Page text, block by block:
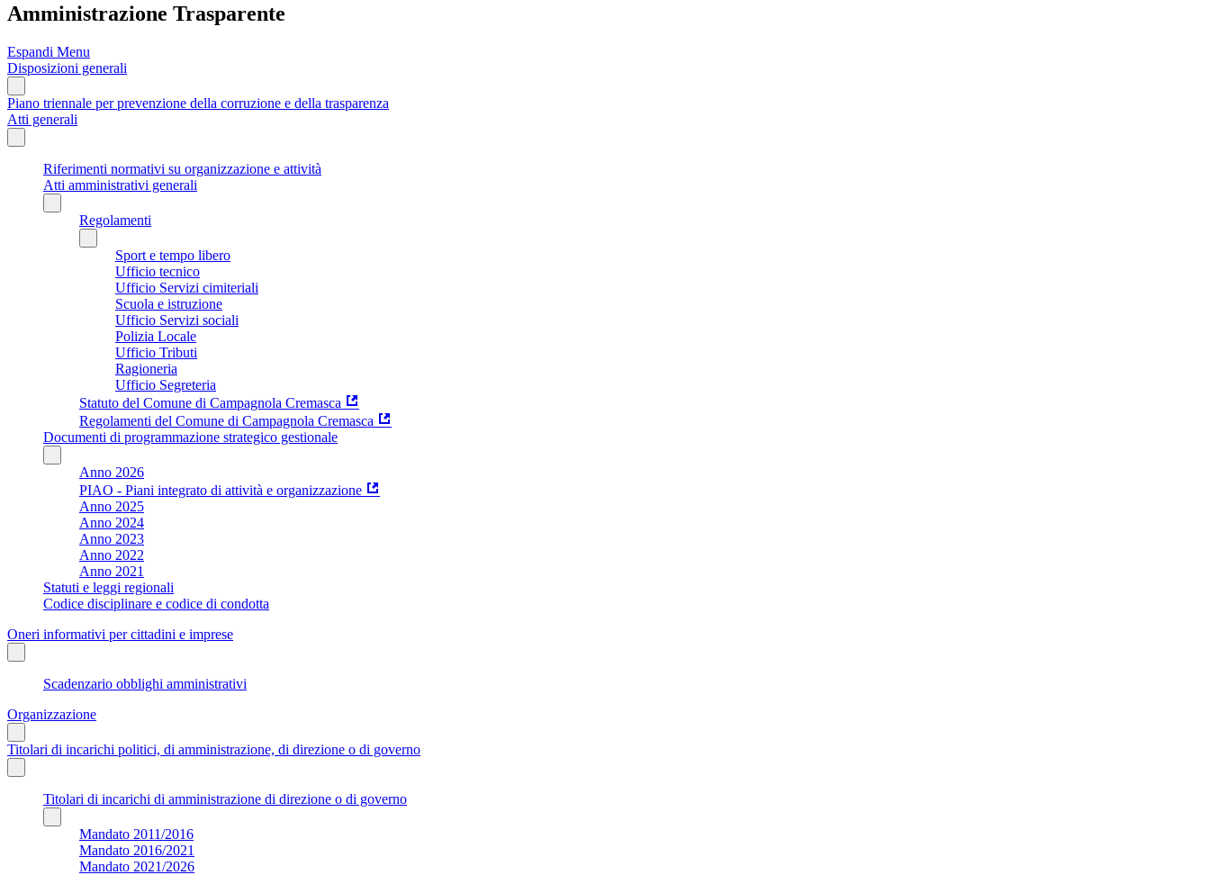
Amministrazione Trasparente
Espandi Menu
Disposizioni generali
Piano triennale per prevenzione della corruzione e della trasparenza
Atti generali
Riferimenti normativi su organizzazione e attività
Atti amministrativi generali
Regolamenti
Sport e tempo libero
Ufficio tecnico
Ufficio Servizi cimiteriali
Scuola e istruzione
Ufficio Servizi sociali
Polizia Locale
Ufficio Tributi
Ragioneria
Ufficio Segreteria
Statuto del Comune di Campagnola Cremasca
Regolamenti del Comune di Campagnola Cremasca
Documenti di programmazione strategico gestionale
Anno 2026
PIAO - Piani integrato di attività e organizzazione
Anno 2025
Anno 2024
Anno 2023
Anno 2022
Anno 2021
Statuti e leggi regionali
Codice disciplinare e codice di condotta
Oneri informativi per cittadini e imprese
Scadenzario obblighi amministrativi
Organizzazione
Titolari di incarichi politici, di amministrazione, di direzione o di governo
Titolari di incarichi di amministrazione di direzione o di governo
Mandato 2011/2016
Mandato 2016/2021
Mandato 2021/2026